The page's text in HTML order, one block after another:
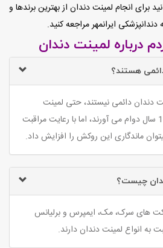
برای انجام لمینت دندان از بهترین برندها و
ایرانمهر مراجعه کنید.
درباره لمینت دندان
هستند؟
دندان دائمی نیستند، حتی لمینت
سرامیکی نیز حدود 10 تا 15 سال دوام می آورند، اما با رعایت مراقبت
ماندگاری این روکش را افزایش داد.​
چیست؟
های سرک، مک، ایمپرس و برلیانس
به انواع لمینت دندان دارند.